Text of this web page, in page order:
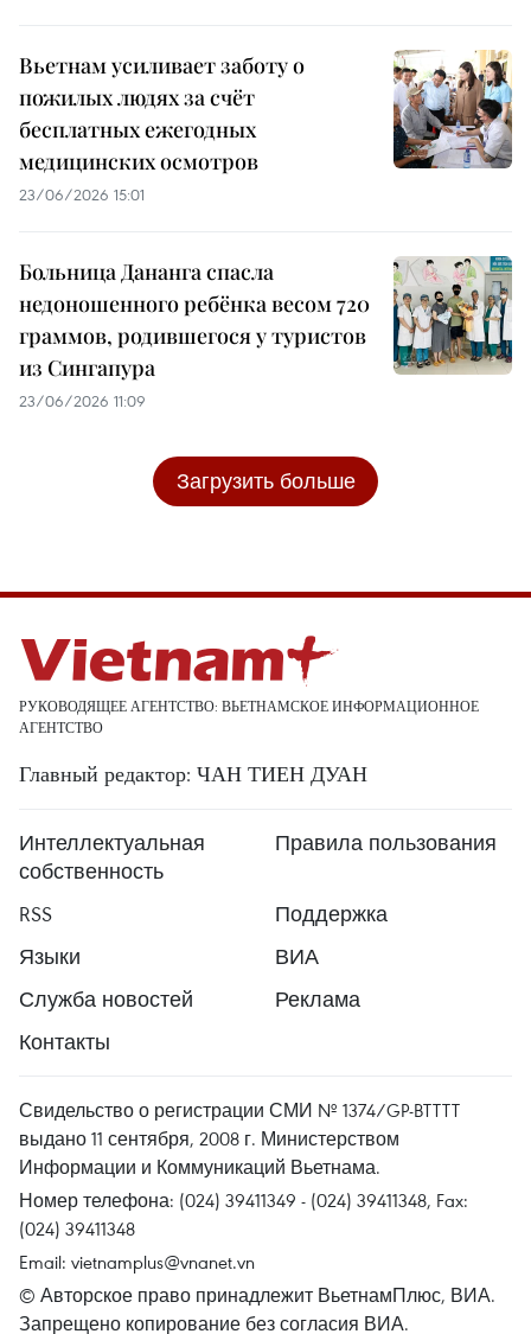
Вьетнам усиливает заботу о
пожилых людях за счёт
бесплатных ежегодных
медицинских осмотров
23/06/2026 15:01
Больница Дананга спасла
недоношенного ребёнка весом 720
граммов, родившегося у туристов
из Сингапура
23/06/2026 11:09
Загрузить больше
РУКОВОДЯЩЕЕ АГЕНТСТВО: ВЬЕТНАМСКОЕ ИНФОРМАЦИОННОЕ
АГЕНТСТВО
Главный редактор: ЧАН ТИЕН ДУАН
Интеллектуальная
собственность
Правила пользования
RSS
Поддержка
Языки
ВИА
Служба новостей
Реклама
Контакты
Свидельство о регистрации СМИ № 1374/GP-BTTTT
выдано 11 сентября, 2008 г. Министерством
Информации и Коммуникаций Вьетнама.
Номер телефона: (024) 39411349 - (024) 39411348, Fax:
(024) 39411348
Email: vietnamplus@vnanet.vn
© Авторское право принадлежит ВьетнамПлюс, ВИА.
Запрещено копирование без согласия ВИА.